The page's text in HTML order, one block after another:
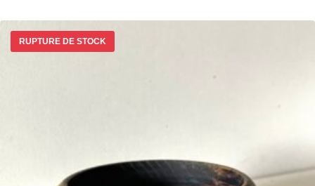
RUPTURE DE STOCK